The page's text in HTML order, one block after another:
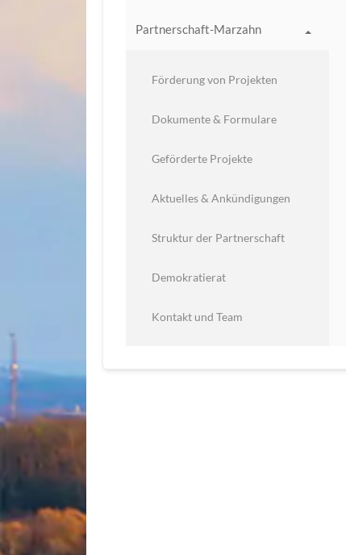
Partnerschaft-Marzahn
Förderung von Projekten
Dokumente & Formulare
Geförderte Projekte
Aktuelles & Ankündigungen
Struktur der Partnerschaft
Demokratierat
Kontakt und Team